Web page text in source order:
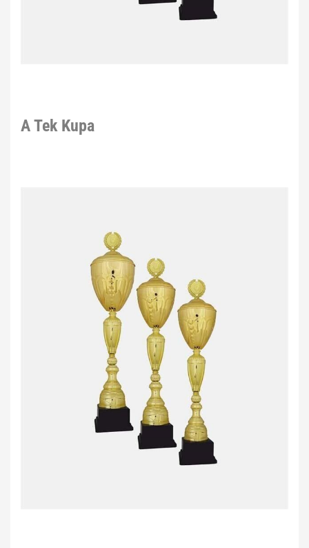
A Tek Kupa